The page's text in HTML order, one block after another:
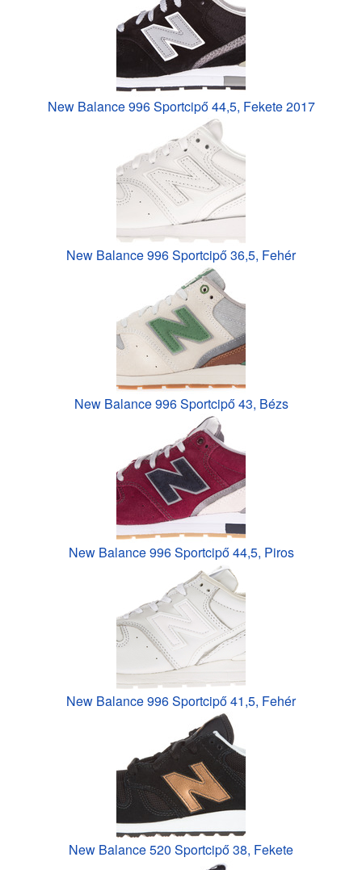
New Balance 996 Sportcipő 44,5, Fekete 2017
New Balance 996 Sportcipő 36,5, Fehér
New Balance 996 Sportcipő 43, Bézs
New Balance 996 Sportcipő 44,5, Piros
New Balance 996 Sportcipő 41,5, Fehér
New Balance 520 Sportcipő 38, Fekete